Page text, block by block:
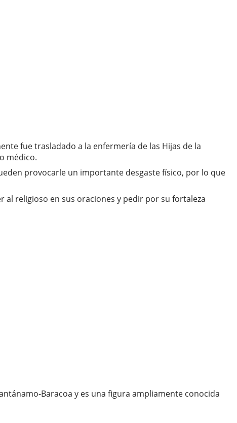
fue trasladado a la enfermería de las Hijas de la
médico.
provocarle un importante desgaste físico, por lo que
religioso en sus oraciones y pedir por su fortaleza
Baracoa y es una figura ampliamente conocida